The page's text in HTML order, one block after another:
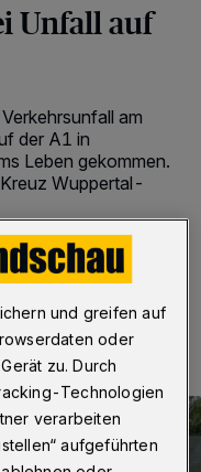
Unfall auf
am
der A1 in
Leben gekommen.
Wuppertal-
und greifen auf
oder
zu. Durch
Technologien
verarbeiten
aufgeführten